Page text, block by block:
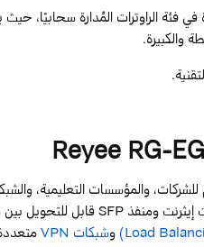
في فئةالراوتراتالمُدارةسحابيًا، حيث
والكبيرة.
ReyeeRG-
والمؤسسات التعليمية،
إيثرنت ومنفذSFPقابل للتحويل بين
Load
)وشبكات VPN